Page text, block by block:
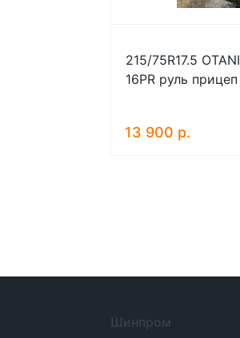
215/75R17.5
16PR руль прицеп
13 900 р.
Шинпром